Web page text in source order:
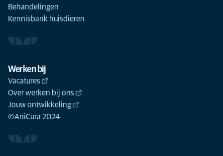
Behandelingen
Kennisbank huisdieren
Werken bij
Vacatures
Over werken bij ons
Jouw ontwikkeling
©AniCura 2024